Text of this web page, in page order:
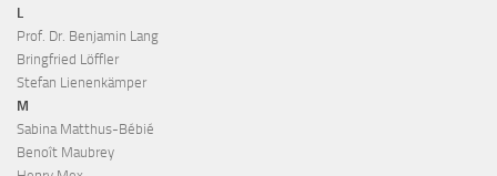
L
Prof. Dr. Benjamin Lang
Bringfried Löffler
Stefan Lienenkämper
M
Sabina Matthus-Bébié
Benoît Maubrey